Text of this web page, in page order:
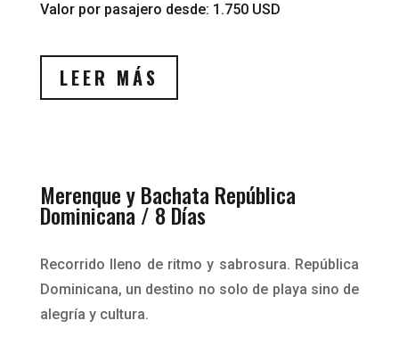
Valor por pasajero desde: 1.750 USD
LEER MÁS
Merenque y Bachata República
Dominicana / 8 Días
Recorrido lleno de ritmo y sabrosura. República
Dominicana, un destino no solo de playa sino de
alegría y cultura.